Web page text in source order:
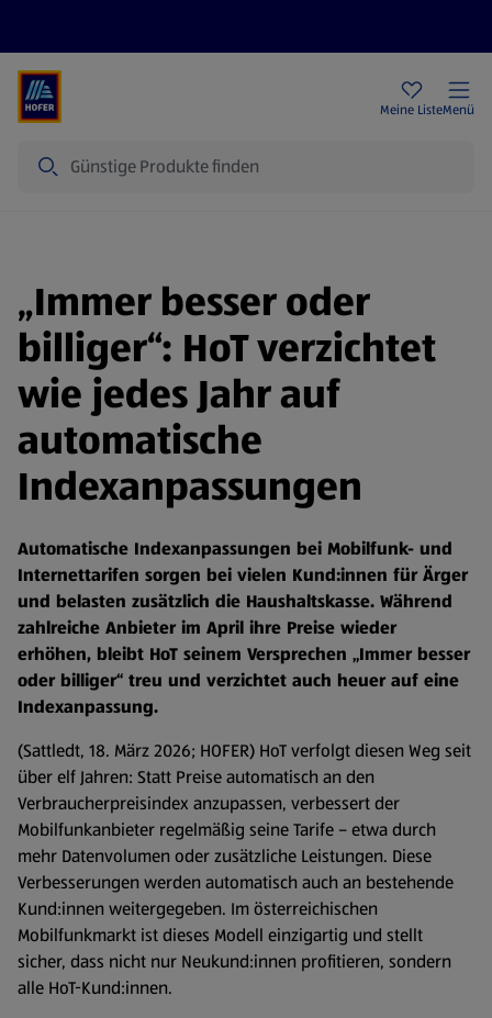
Meine ListeMenü
„Immer besser oder
billiger“: HoT verzichtet
wie jedes Jahr auf
automatische
Indexanpassungen
Automatische Indexanpassungen bei Mobilfunk- und
Internettarifen sorgen bei vielen Kund:innen für Ärger
und belasten zusätzlich die Haushaltskasse. Während
zahlreiche Anbieter im April ihre Preise wieder
erhöhen, bleibt HoT seinem Versprechen „Immer besser
oder billiger“ treu und verzichtet auch heuer auf eine
Indexanpassung.
(Sattledt, 18. März 2026; HOFER) HoT verfolgt diesen Weg seit
über elf Jahren: Statt Preise automatisch an den
Verbraucherpreisindex anzupassen, verbessert der
Mobilfunkanbieter regelmäßig seine Tarife – etwa durch
mehr Datenvolumen oder zusätzliche Leistungen. Diese
Verbesserungen werden automatisch auch an bestehende
Kund:innen weitergegeben. Im österreichischen
Mobilfunkmarkt ist dieses Modell einzigartig und stellt
sicher, dass nicht nur Neukund:innen profitieren, sondern
alle HoT-Kund:innen.